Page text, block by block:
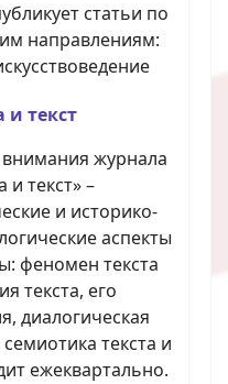
статьи по
направлениям:
и текст
журнала
и текст» –
и историко-
аспекты
феномен текста
текста, его
диалогическая
текста и
ежеквартально.